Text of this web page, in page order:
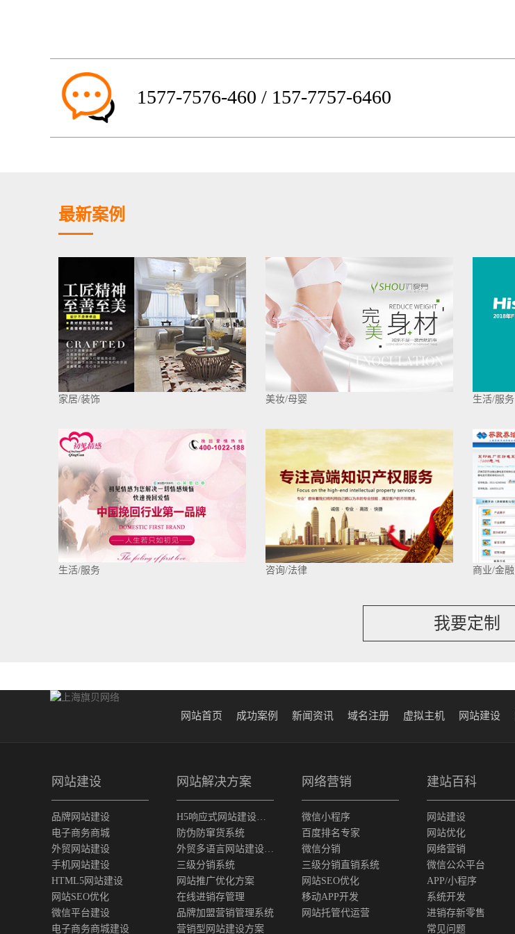
1577-7576-460 / 157-7757-6460
最新案例
家居/装饰 美妆/母婴 生活/服务
生活/服务 咨询/法律 商业/金融
我要定制
网站首页 成功案例 新闻资讯 域名注册 虚拟主机 网站建设
网站建设
品牌网站建设
电子商务商城
外贸网站建设
手机网站建设
HTML5网站建设
网站SEO优化
微信平台建设
电子商务商城建设
网站解决方案
H5响应式网站建设方案
防伪防窜货系统
外贸多语言网站建设方案
三级分销系统
网站推广优化方案
在线进销存管理
品牌加盟营销管理系统
营销型网站建设方案
网络营销
微信小程序
百度排名专家
微信分销
三级分销直销系统
网站SEO优化
移动APP开发
网站托管代运营
建站百科
网站建设
网站优化
网络营销
微信公众平台
APP/小程序
系统开发
进销存新零售
常见问题